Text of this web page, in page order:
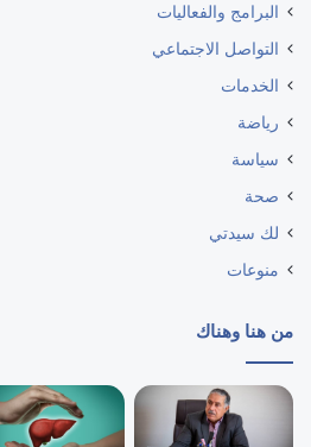
البرامج والفعاليات
التواصل الاجتماعي
الخدمات
رياضة
سياسة
صحة
لك سيدتي
منوعات
من هنا وهناك